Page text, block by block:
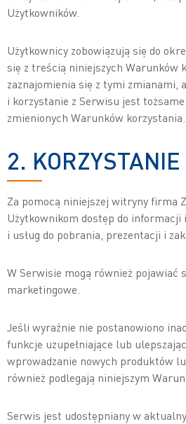
Użytkowników.
Użytkownicy zobowiązują się do
się z treścią niniejszych Warunków
zaznajomienia się z tymi zmianami,
i korzystanie z Serwisu jest
zmienionych Warunków korzystania.
2.
Za pomocą niniejszej witryny firma
Użytkownikom dostęp do informacji
i usług do pobrania, prezentacji i
W Serwisie mogą również pojawiać
marketingowe.
Jeśli wyraźnie nie postanowiono
funkcje uzupełniające lub
wprowadzanie nowych produktów
również podlegają niniejszym
Serwis jest udostępniany w